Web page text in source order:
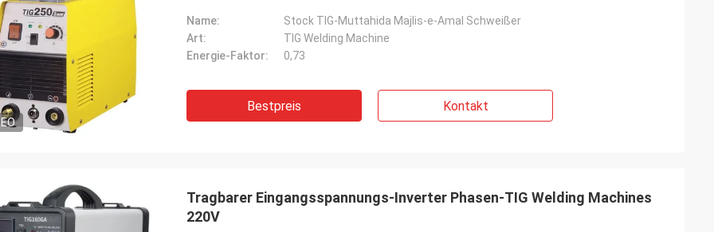
Name:
Stock TIG-Muttahida Majlis-e-Amal Schweißer
Art:
TIG Welding Machine
Energie-Faktor:
0,73
Bestpreis Kontakt
Tragbarer Eingangsspannungs-Inverter Phasen-TIG Welding Machines
220V